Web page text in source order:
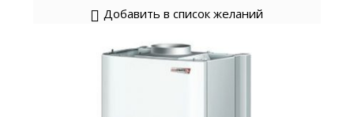
Добавить в список желаний